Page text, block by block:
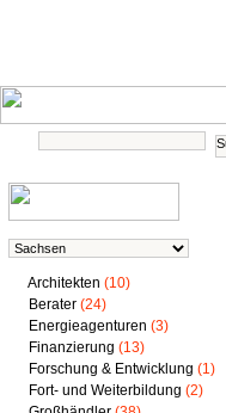
Architekten (10)
Berater (24)
Energieagenturen (3)
Finanzierung (13)
Forschung & Entwicklung (1)
Fort- und Weiterbildung (2)